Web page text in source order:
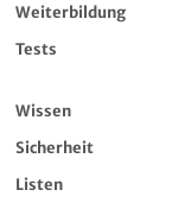
Weiterbildung
Tests
Wissen
Sicherheit
Listen